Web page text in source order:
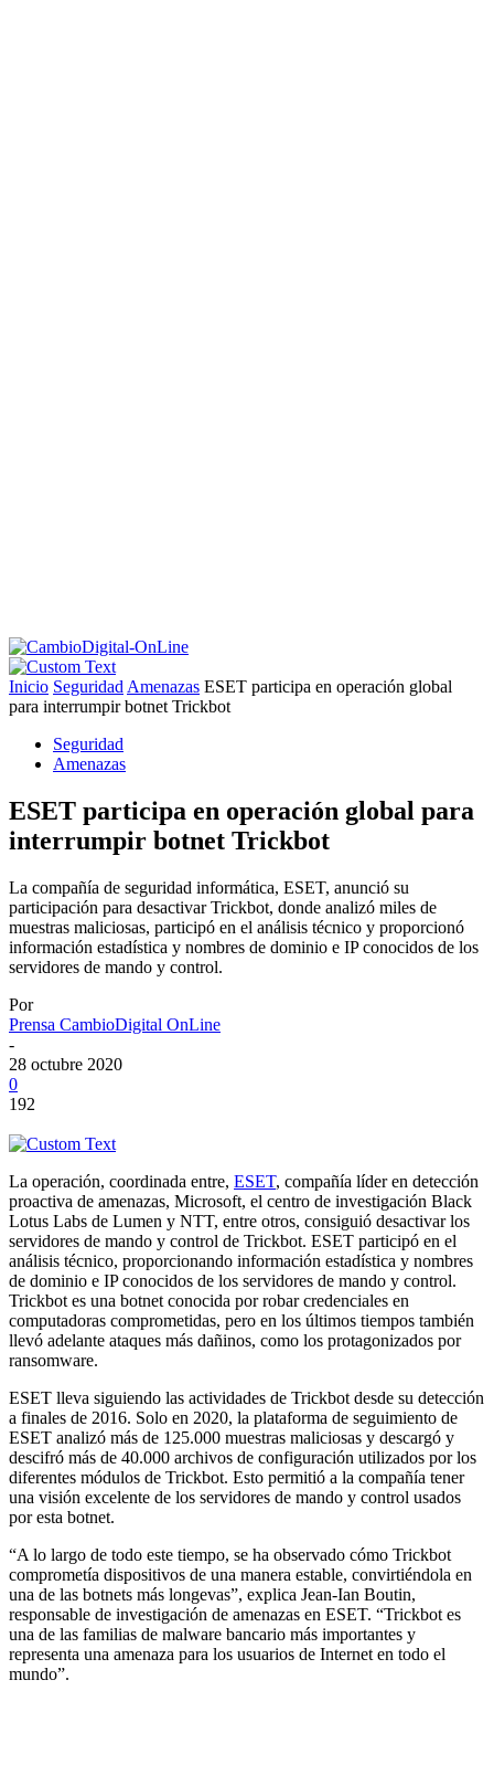
Inicio Seguridad Amenazas ESET participa en operación global
para interrumpir botnet Trickbot
Seguridad
Amenazas
ESET participa en operación global para
interrumpir botnet Trickbot
La compañía de seguridad informática, ESET, anunció su
participación para desactivar Trickbot, donde analizó miles de
muestras maliciosas, participó en el análisis técnico y proporcionó
información estadística y nombres de dominio e IP conocidos de los
servidores de mando y control.
Por
Prensa CambioDigital OnLine
-
28 octubre 2020
0
192
La operación, coordinada entre, ESET, compañía líder en detección
proactiva de amenazas, Microsoft, el centro de investigación Black
Lotus Labs de Lumen y NTT, entre otros, consiguió desactivar los
servidores de mando y control de Trickbot. ESET participó en el
análisis técnico, proporcionando información estadística y nombres
de dominio e IP conocidos de los servidores de mando y control.
Trickbot es una botnet conocida por robar credenciales en
computadoras comprometidas, pero en los últimos tiempos también
llevó adelante ataques más dañinos, como los protagonizados por
ransomware.
ESET lleva siguiendo las actividades de Trickbot desde su detección
a finales de 2016. Solo en 2020, la plataforma de seguimiento de
ESET analizó más de 125.000 muestras maliciosas y descargó y
descifró más de 40.000 archivos de configuración utilizados por los
diferentes módulos de Trickbot. Esto permitió a la compañía tener
una visión excelente de los servidores de mando y control usados
por esta botnet.
“A lo largo de todo este tiempo, se ha observado cómo Trickbot
comprometía dispositivos de una manera estable, convirtiéndola en
una de las botnets más longevas”, explica Jean-Ian Boutin,
responsable de investigación de amenazas en ESET. “Trickbot es
una de las familias de malware bancario más importantes y
representa una amenaza para los usuarios de Internet en todo el
mundo”.